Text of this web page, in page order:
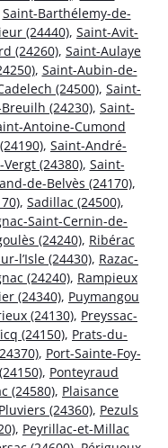
Saint-Barthélemy-de-
(24440), Saint-Avit-
(24260), Saint-Aulaye
, Saint-Aubin-de-
(24500), Saint-
(24230), Saint-
Antoine-Cumond
, Saint-André-
(24380), Saint-
de-Belvès (24170),
, Sadillac (24500),
Saint-Cernin-de-
(24240), Ribérac
l’Isle (24430), Razac-
(24240), Rampieux
(24340), Puymangou
(24130), Preyssac-
(24150), Prats-du-
, Port-Sainte-Foy-
, Ponteyraud
(24580), Plaisance
(24360), Pezuls
, Peyrillac-et-Millac